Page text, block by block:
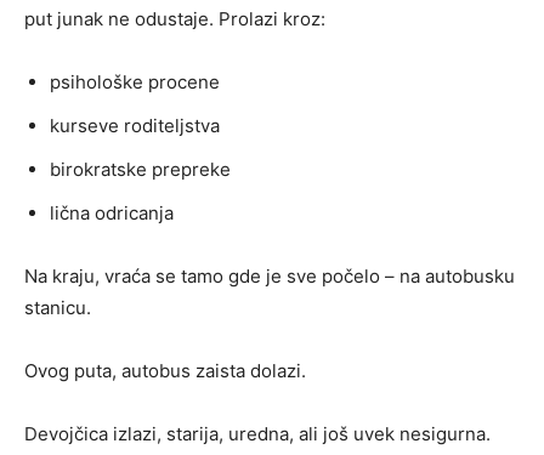
put junak ne odustaje. Prolazi kroz:
psihološke procene
kurseve roditeljstva
birokratske prepreke
lična odricanja
Na kraju, vraća se tamo gde je sve počelo – na autobusku
stanicu.
Ovog puta, autobus zaista dolazi.
Devojčica izlazi, starija, uredna, ali još uvek nesigurna.